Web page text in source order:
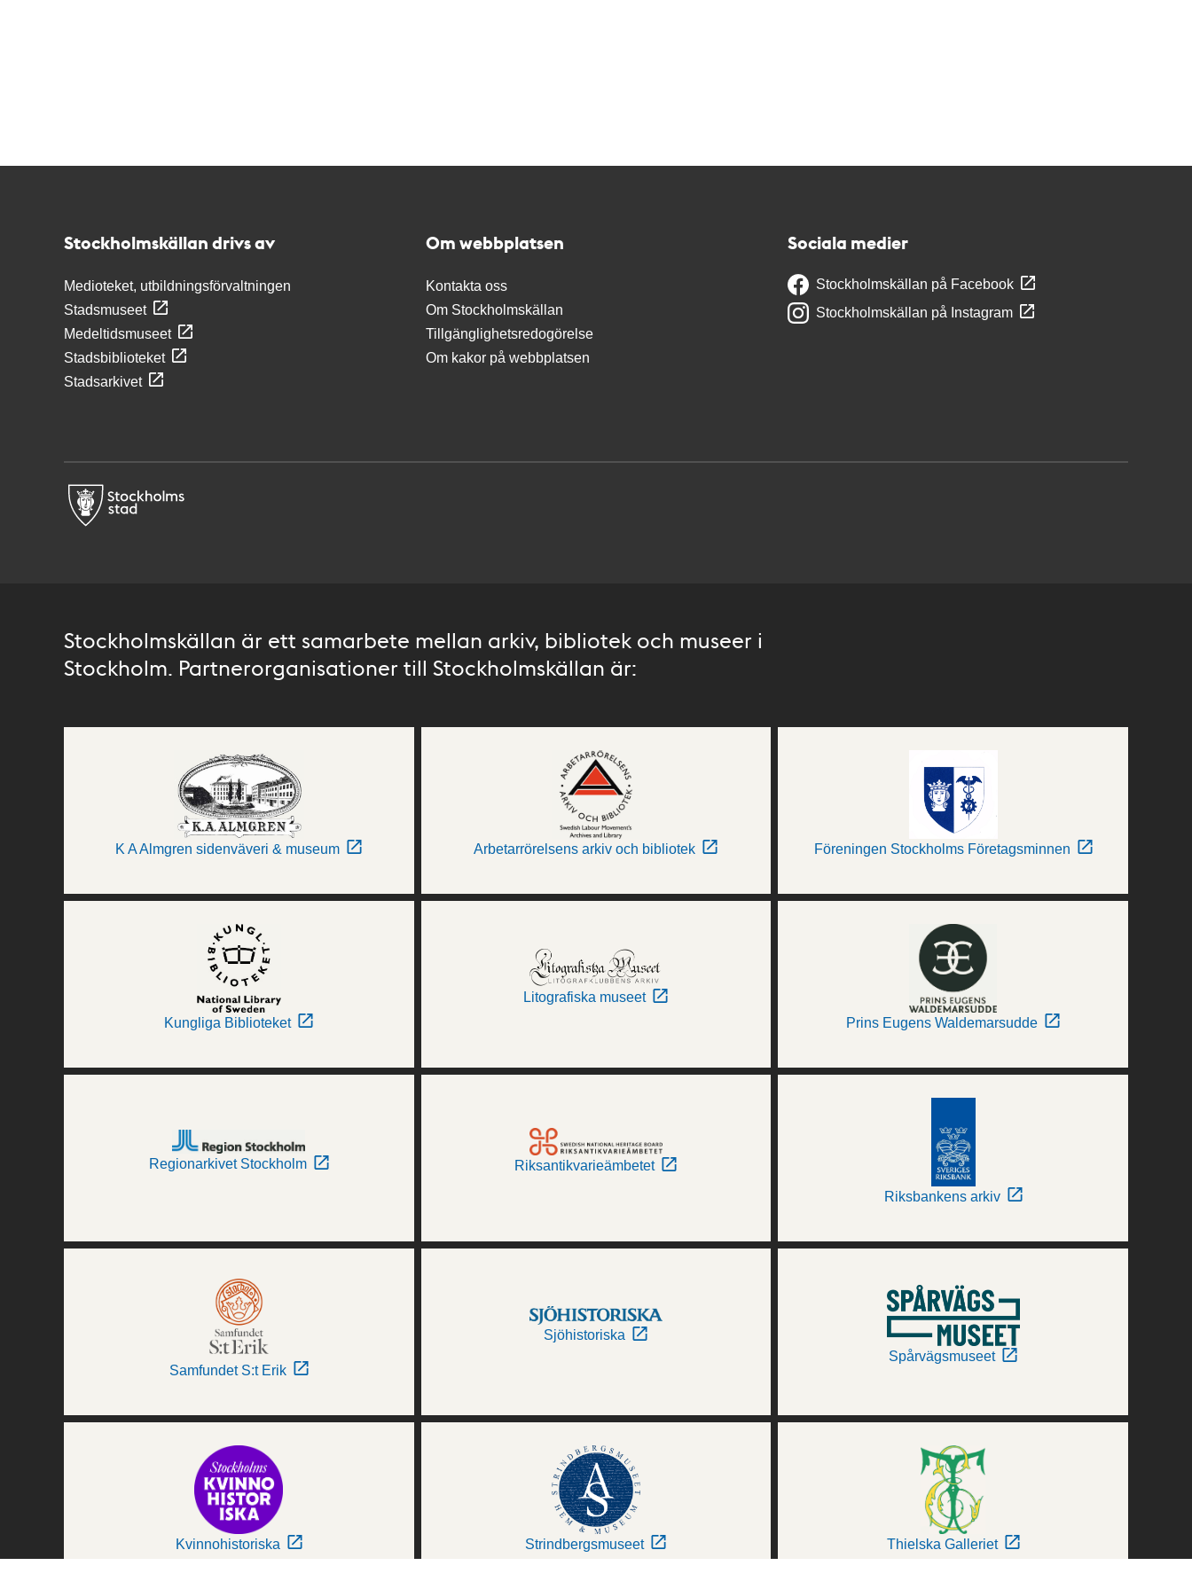
Stockholmskällan drivs av
Medioteket, utbildningsförvaltningen
Stadsmuseet
Medeltidsmuseet
Stadsbiblioteket
Stadsarkivet
Om webbplatsen
Kontakta oss
Om Stockholmskällan
Tillgänglighetsredogörelse
Om kakor på webbplatsen
Sociala medier
Stockholmskällan på Facebook
Stockholmskällan på Instagram
Stockholmskällan är ett samarbete mellan arkiv, bibliotek och museer i
Stockholm. Partnerorganisationer till Stockholmskällan är:
K A Almgren sidenväveri & museum Arbetarrörelsens arkiv och bibliotek Föreningen Stockholms Företagsminnen
Kungliga Biblioteket
Litografiska museet
Prins Eugens Waldemarsudde
Regionarkivet Stockholm Riksantikvarieämbetet
Riksbankens arkiv
Samfundet S:t Erik
Sjöhistoriska
Spårvägsmuseet
Kvinnohistoriska Strindbergsmuseet Thielska Galleriet